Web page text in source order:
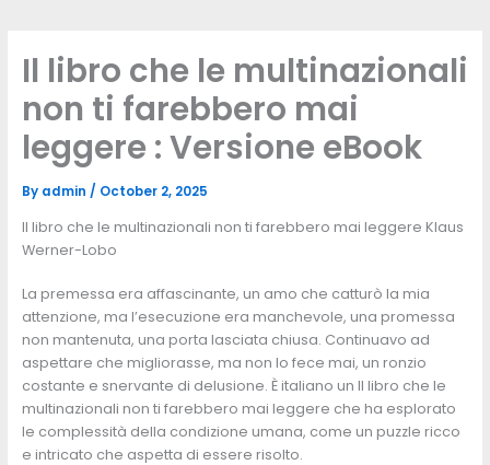
Il libro che le multinazionali
non ti farebbero mai
leggere : Versione eBook
By admin / October 2, 2025
Il libro che le multinazionali non ti farebbero mai leggere Klaus
Werner-Lobo
La premessa era affascinante, un amo che catturò la mia
attenzione, ma l’esecuzione era manchevole, una promessa
non mantenuta, una porta lasciata chiusa. Continuavo ad
aspettare che migliorasse, ma non lo fece mai, un ronzio
costante e snervante di delusione. È italiano un Il libro che le
multinazionali non ti farebbero mai leggere che ha esplorato
le complessità della condizione umana, come un puzzle ricco
e intricato che aspetta di essere risolto.